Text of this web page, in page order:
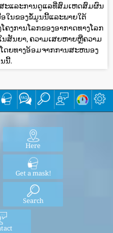
ະແລະການດູແລທີ່ສົມເຫດສົມຜົນ
ໃນຂອງຂໍ້ມູນນີ້ແລະພາຍໃຕ້
ງການໂລກຂອງອາກາດທາງໂລກ
ສັນຍາ, ຄວາມເສຍຫາຍຫຼືຄວາມ
ດຍທາງອ້ອມຈາກການສະຫນອງ
ນີ້.
Here
Get a mask!
Search